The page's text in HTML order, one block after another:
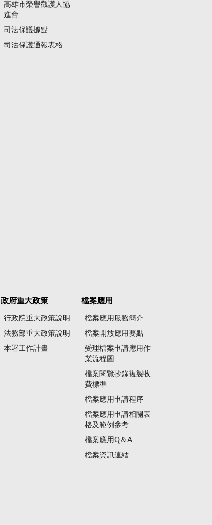
高雄市榮譽觀護人協
進會
司法保護據點
司法保護通報表格
政府重大政策
行政院重大政策說明
法務部重大政策說明
本署工作計畫
檔案應用
檔案應用服務簡介
檔案開放應用要點
受理檔案申請應用作
業流程圖
檔案閱覽抄錄複製收
費標準
檔案應用申請程序
檔案應用申請相關表
格及範例參考
檔案應用Q＆A
檔案資訊連結